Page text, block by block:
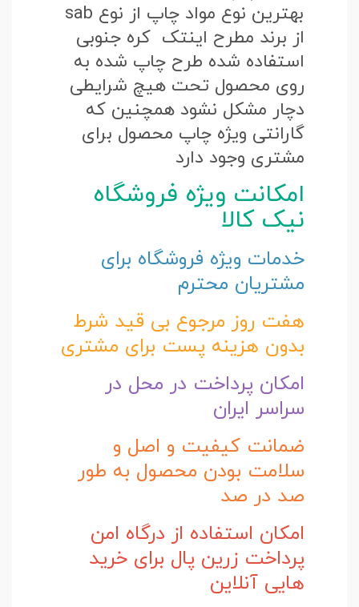
بهترین نوع مواد چاپ از نوع sab
از برند مطرح اینتک کره جنوبی
استفاده شده طرح چاپ شده به
روی محصول تحت هیچ شرایطی
دچار مشکل نشود همچنین که
گارانتی ویژه چاپ محصول برای
مشتری وجود دارد
امکانت ویژه فروشگاه
نیک کالا
خدمات ویژه فروشگاه برای
مشتریان محترم
هفت روز مرجوع بی قید شرط
بدون هزینه پست برای مشتری
امکان پرداخت در محل در
سراسر ایران
ضمانت کیفیت و اصل و
سلامت بودن محصول به طور
صد در صد
امکان استفاده از درگاه امن
پرداخت زرین پال برای خرید
هایی آنلاین